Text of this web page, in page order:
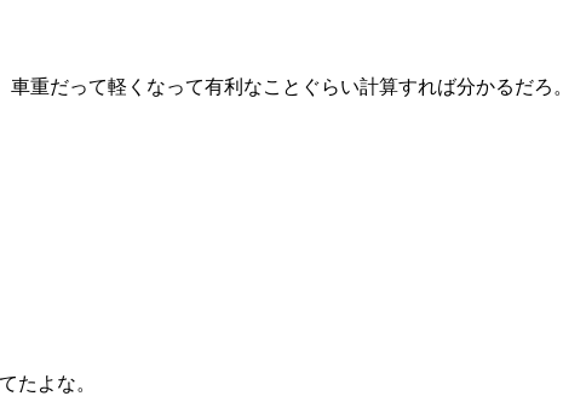
重だって軽くなって有利なことぐらい計算すれば分かるだろ。
たよな。